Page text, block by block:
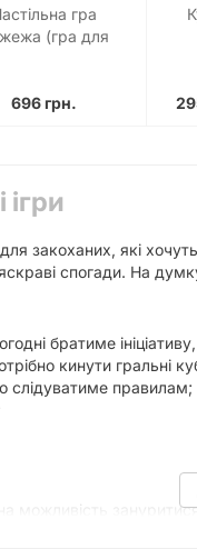
гра
(гра для
696 грн.
закоханих, які
спогади. На
братиме
кинути
слідуватиме правилам;